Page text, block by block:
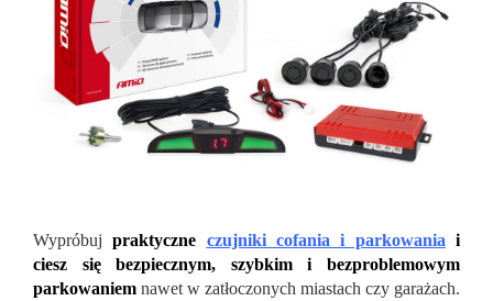
Wypróbujpraktyczne czujniki cofania i parkowania i
ciesz się bezpiecznym, szybkim i bezproblemowym
parkowaniem nawet w zatłoczonych miastach czy garażach.